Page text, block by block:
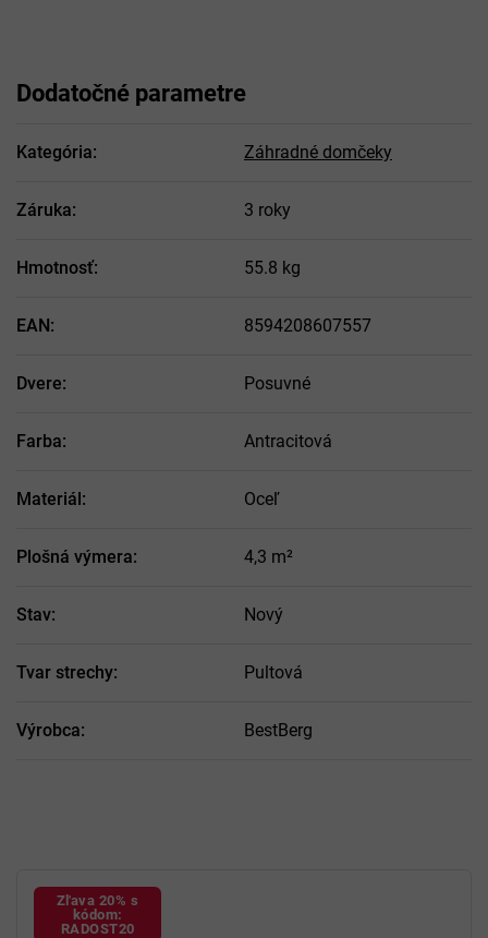
Dodatočné parametre
Kategória: Záhradné domčeky
Záruka: 3 roky
Hmotnosť: 55.8 kg
EAN: 8594208607557
Dvere: Posuvné
Farba: Antracitová
Materiál: Oceľ
Plošná výmera: 4,3 m²
Stav: Nový
Tvar strechy: Pultová
Výrobca: BestBerg
Zľava 20% s
kódom:
RADOST20